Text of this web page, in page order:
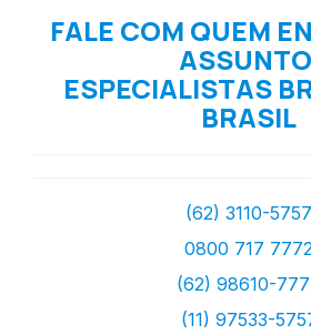
FALE COM QUEM
ESPECIALISTAS
BRASIL
(62) 3110-5757
0800 717
(62) 98610-
(11) 97533-